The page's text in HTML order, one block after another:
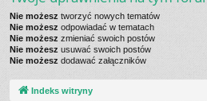
Nie możesz tworzyć nowych tematów
Nie możesz odpowiadać w tematach
Nie możesz zmieniać swoich postów
Nie możesz usuwać swoich postów
Nie możesz dodawać załączników
Indeks witryny